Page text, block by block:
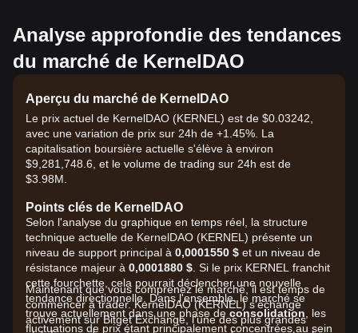
Analyse approfondie des tendances
du marché de KernelDAO
Aperçu du marché de KernelDAO
Le prix actuel de KernelDAO (KERNEL) est de $0.03242,
avec une variation de prix sur 24h de +1.45%. La
capitalisation boursière actuelle s'élève à environ
$9,281,748.6, et le volume de trading sur 24h est de
$3.98M.
Points clés de KernelDAO
Selon l'analyse du graphique en temps réel, la structure
technique actuelle de KernelDAO (KERNEL) présente un
niveau de support principal à 0,0001550 $ et un niveau de
résistance majeur à 0,0001880 $ . Si le prix KERNEL franchit
cette fourchette, cela pourrait déclencher une nouvelle
tendance directionnelle. Dans l'ensemble, le marché se
trouve actuellement dans une phase de consolidation , les
fluctuations de prix étant principalement concentrées au sein
Maintenant que vous comprenez le marché, il est temps de
commencer à trader. KernelDAO (KERNEL) s'échange
activement sur Bitget Exchange, l'une des plus grandes